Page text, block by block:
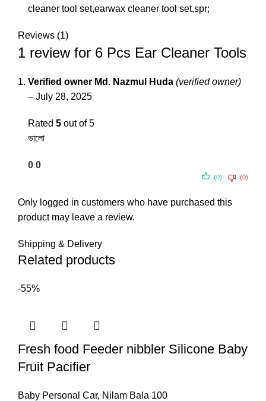
cleaner tool set,earwax cleaner tool set,spr;
Reviews (1)
1 review for 6 Pcs Ear Cleaner Tools
Verified owner Md. Nazmul Huda (verified owner)
– July 28, 2025
Rated 5 out of 5
ভালো
0 0
(0) (0)
Only logged in customers who have purchased this
product may leave a review.
Shipping & Delivery
Related products
-55%
Fresh food Feeder nibbler Silicone Baby
Fruit Pacifier
Baby Personal Car, Nilam Bala 100